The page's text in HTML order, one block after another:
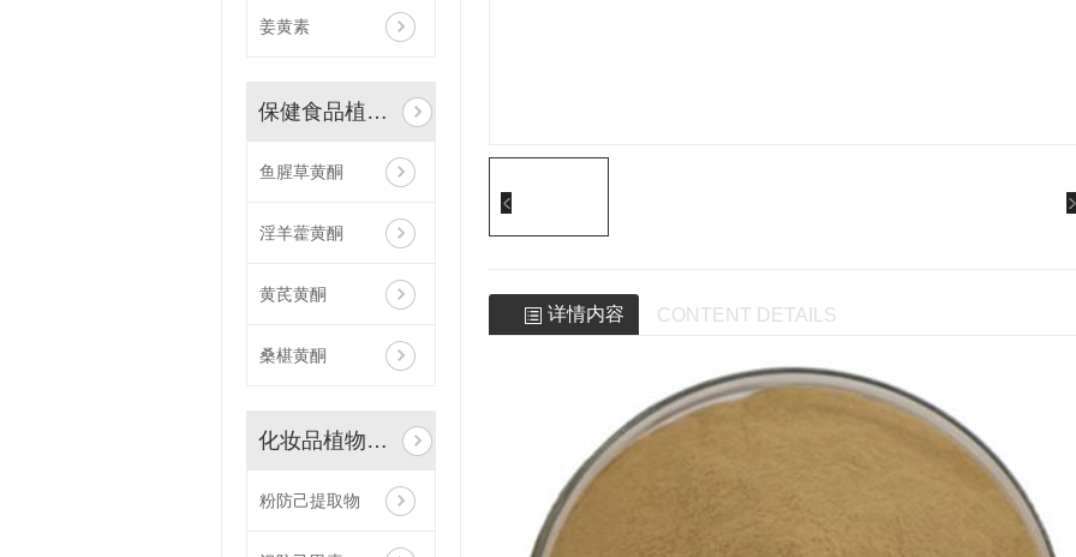
姜黄素
保健食品植物原料
鱼腥草黄酮
淫羊藿黄酮
黄芪黄酮
桑椹黄酮
化妆品植物原料
粉防己提取物
详情内容 CONTENT DETAILS